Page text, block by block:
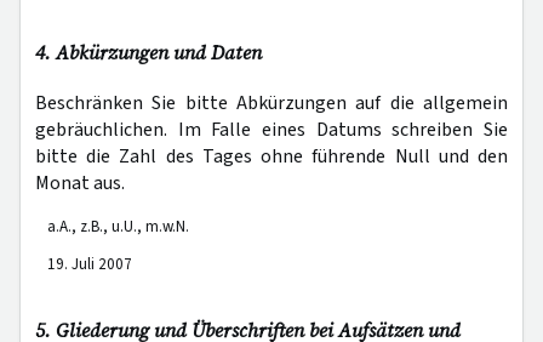
4. Abkürzungen und Daten
Beschränken Sie bitte Abkürzungen auf die allgemein
gebräuchlichen. Im Falle eines Datums schreiben Sie
bitte die Zahl des Tages ohne führende Null und den
Monat aus.
a.A., z.B., u.U., m.w.N.
19. Juli 2007
5. Gliederung und Überschriften bei Aufsätzen und